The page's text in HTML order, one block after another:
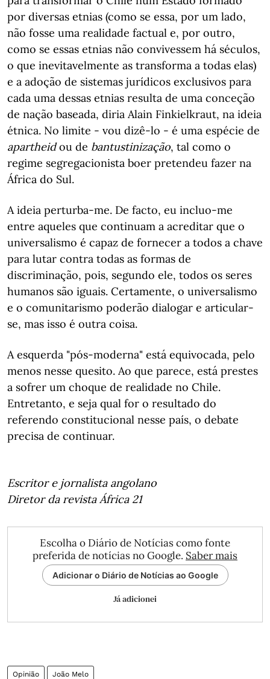
por diversas etnias (como se essa, por um lado,
não fosse uma realidade factual e, por outro,
como se essas etnias não convivessem há séculos,
o que inevitavelmente as transforma a todas elas)
e a adoção de sistemas jurídicos exclusivos para
cada uma dessas etnias resulta de uma conceção
de nação baseada, diria Alain Finkielkraut, na ideia
étnica. No limite - vou dizê-lo - é uma espécie de
apartheidou de bantustinização, tal como o
regime segregacionista boer pretendeu fazer na
África do Sul.
A ideia perturba-me. De facto, eu incluo-me
entre aqueles que continuam a acreditar que o
universalismo é capaz de fornecer a todos a chave
para lutar contra todas as formas de
discriminação, pois, segundo ele, todos os seres
humanos são iguais. Certamente, o universalismo
e o comunitarismo poderão dialogar e articular-
se, mas isso é outra coisa.
A esquerda "pós-moderna" está equivocada, pelo
menos nesse quesito. Ao que parece, está prestes
a sofrer um choque de realidade no Chile.
Entretanto, e seja qual for o resultado do
referendo constitucional nesse país, o debate
precisa de continuar.
Escritor e jornalista angolano
Diretor da revista África 21
Escolha o Diário de Notícias como fonte
preferida de notícias no Google. Saber mais
Adicionar o Diário de Notícias ao Google
Já adicionei
Opinião João Melo